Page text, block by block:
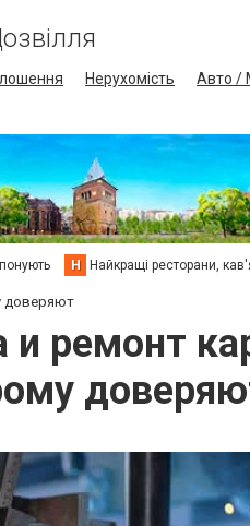
Нерухомість
Авто /
Н Найкращі ресторани,
доверяют
ремонт